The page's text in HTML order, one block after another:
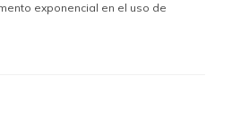
exponencial en el uso de